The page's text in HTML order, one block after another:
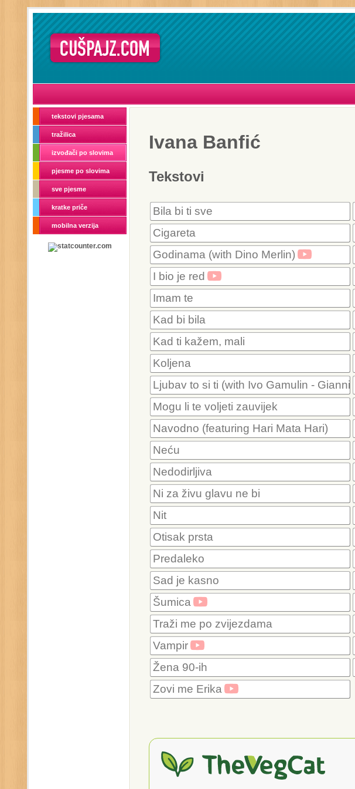
tekstovi pjesama
tražilica
izvođači po slovima
pjesme po slovima
sve pjesme
kratke priče
mobilna verzija
Ivana Banfić
Tekstovi
Bila bi ti sve
Cigareta
Godinama (with Dino Merlin)
I bio je red
Imam te
Kad bi bila
Kad ti kažem, mali
Koljena
Ljubav to si ti (with Ivo Gamulin - Gianni)
Mogu li te voljeti zauvijek
Navodno (featuring Hari Mata Hari)
Neću
Nedodirljiva
Ni za živu glavu ne bi
Nit
Otisak prsta
Predaleko
Sad je kasno
Šumica
Traži me po zvijezdama
Vampir
Žena 90-ih
Zovi me Erika